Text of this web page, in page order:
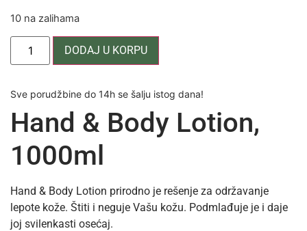
10 na zalihama
DODAJ U KORPU
Sve porudžbine do 14h se šalju istog dana!
Hand & Body Lotion,
1000ml
Hand & Body Lotion prirodno je rešenje za održavanje
lepote kože. Štiti i neguje Vašu kožu. Podmlađuje je i daje
joj svilenkasti osećaj.